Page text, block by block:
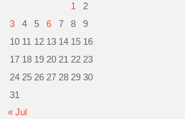
1
2
3
4 5 6 7 8
9
10 11 12 13 14 15 16
17 18 19 20 21 22 23
24 25 26 27 28 29 30
31
« Jul